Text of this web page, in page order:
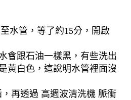
水管，等了約15分，開啟
會跟石油一樣黑，有些洗出
黃白色，這說明水管裡面沒
再透過 高週波清洗機 脈衝